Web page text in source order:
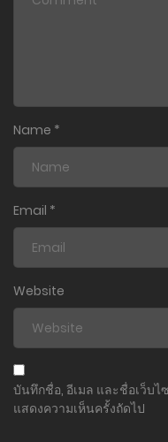
Name *
Email *
Website
บันทึกชื่อ, อีเมล และชื่อเว็บ
แสดงความเห็นครั้งถัดไป